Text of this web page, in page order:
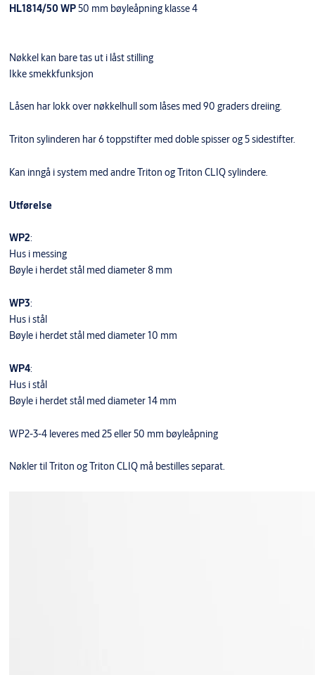
HL1814/50 WP50 mm bøyleåpning klasse 4
Nøkkel kan bare tas ut i låst stilling
Ikke smekkfunksjon
Låsen har lokk over nøkkelhull som låses med 90 graders dreiing.
Triton sylinderen har 6 toppstifter med doble spisser og 5 sidestifter.
Kan inngå i system med andre Triton og Triton CLIQ sylindere.
Utførelse
WP2:
Hus i messing
Bøyle i herdet stål med diameter 8 mm
WP3:
Hus i stål
Bøyle i herdet stål med diameter 10 mm
WP4:
Hus i stål
Bøyle i herdet stål med diameter 14 mm
WP2-3-4 leveres med 25 eller 50 mm bøyleåpning
Nøkler til Triton og Triton CLIQ må bestilles separat.